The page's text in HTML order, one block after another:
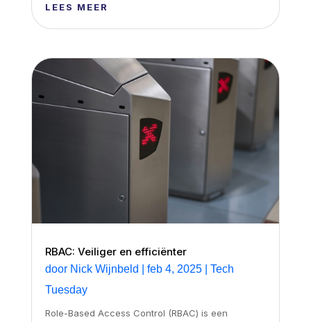
LEES MEER
RBAC: Veiliger en efficiënter
door Nick Wijnbeld feb 4, 2025| Tech
Tuesday
Role-Based Access Control (RBAC) is een